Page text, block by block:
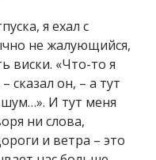
я ехал с
не жалующийся,
виски. «Что-то я
сказал он, – а тут
И тут меня
ни слова,
и ветра – это